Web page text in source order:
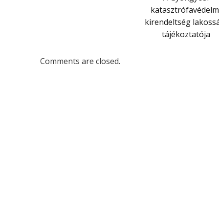
kirendeltség
tájékoztatója
Comments are closed.